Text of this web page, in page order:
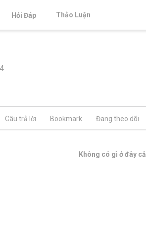
Hỏi Đáp Thảo Luận
Câu trả lời Bookmark Đang theo dõi
Không có gì ở đây cả